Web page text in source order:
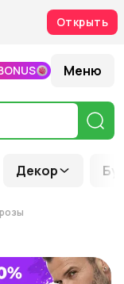
Открыть
Декор
Меню